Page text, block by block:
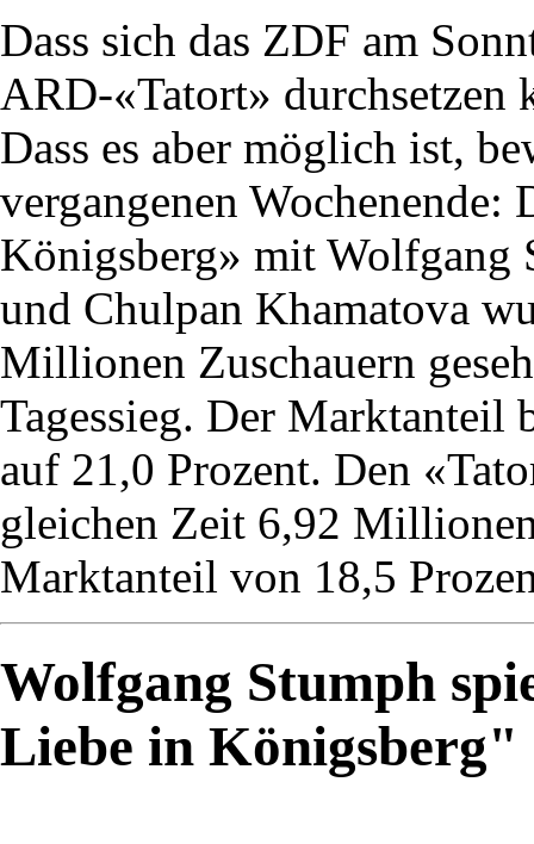
Dass sich das ZDF am
ARD-«Tatort»
Dass es aber möglich ist,
vergangenen
Königsberg» mit Wolfgang
und Chulpan Khamatova
Millionen Zuschauern
Tagessieg. Der Marktanteil
auf 21,0 Prozent. Den
gleichen Zeit 6,92
Marktanteil von 18,5
Wolfgang Stumph
Liebe in Königsberg"